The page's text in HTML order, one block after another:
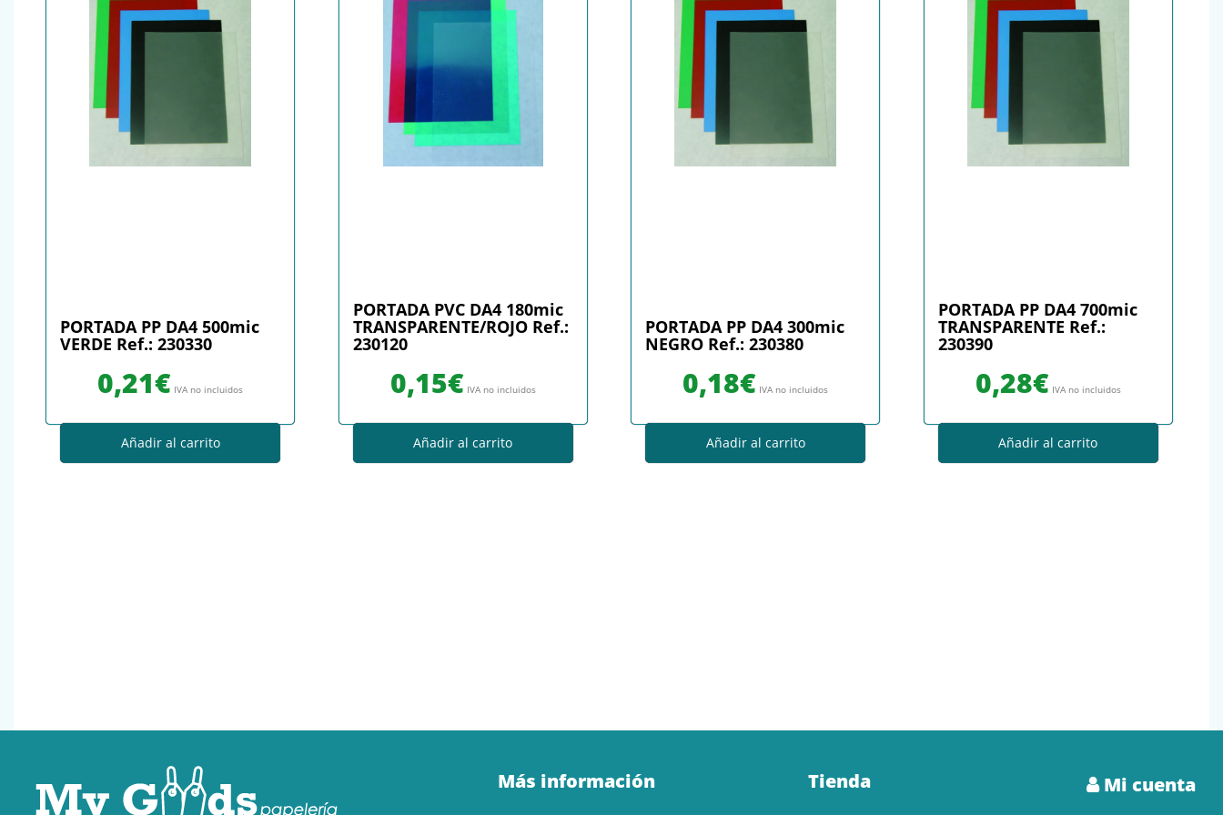
PORTADA PP DA4 500mic
VERDE Ref.: 230330
0,21€ IVA no incluidos
Añadir al carrito
PORTADA PVC DA4 180mic
TRANSPARENTE/ROJO Ref.:
230120
0,15€ IVA no incluidos
Añadir al carrito
PORTADA PP DA4 300mic
NEGRO Ref.: 230380
0,18€ IVA no incluidos
Añadir al carrito
PORTADA PP DA4 700mic
TRANSPARENTE Ref.:
230390
0,28€ IVA no incluidos
Añadir al carrito
Más información Tienda Mi cuenta